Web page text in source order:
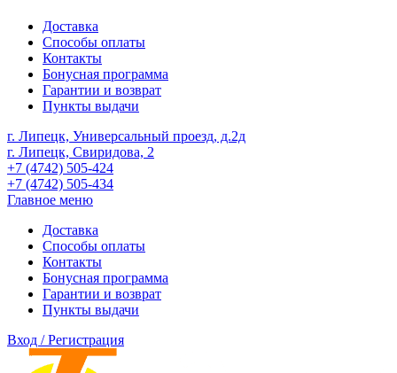
Доставка
Способы оплаты
Контакты
Бонусная программа
Гарантии и возврат
Пункты выдачи
г. Липецк, Универсальный проезд, д.2д
г. Липецк, Свиридова, 2
+7 (4742) 505-424
+7 (4742) 505-434
Главное меню
Доставка
Способы оплаты
Контакты
Бонусная программа
Гарантии и возврат
Пункты выдачи
Вход / Регистрация